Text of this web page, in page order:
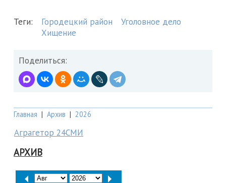
Теги: Городецкий район
Уголовное дело
Хищение
Поделиться:
Главная | Архив | 2026
Аграгетор 24СМИ
АРХИВ